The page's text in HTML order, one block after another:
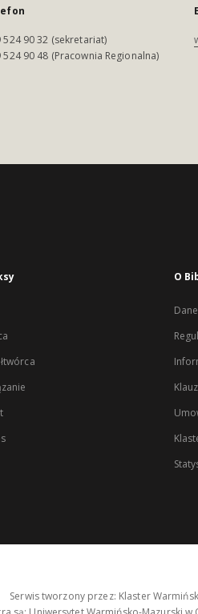
524 90 32 (sekretariat)
524 90 48 (Pracownia Regionalna)
O
Serwis tworzony przez: Klaster